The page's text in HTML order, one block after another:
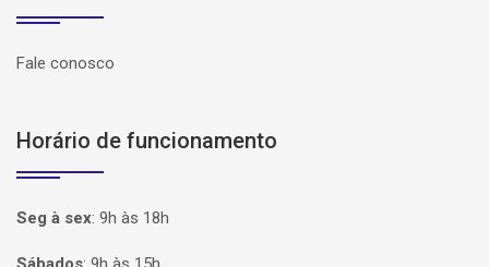
Fale conosco
Horário de funcionamento
Seg à sex: 9h às 18h